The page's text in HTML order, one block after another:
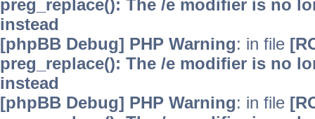
preg_replace(): The /e modifier is no
instead
[phpBB Debug] PHP Warning: in file
preg_replace(): The /e modifier is no
instead
[phpBB Debug] PHP Warning: in file